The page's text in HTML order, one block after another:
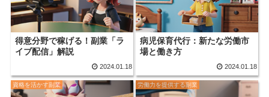
得意分野で稼げる！副業「ラ
イブ配信」解説
2024.01.18
病児保育代行：新たな労働市
場と働き方
2024.01.18
資格を活かす副業 労働力を提供する副業